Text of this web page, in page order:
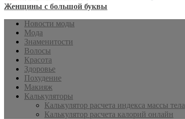
Женщины с большой буквы
Новости моды
Мода
Знаменитости
Волосы
Красота
Здоровье
Похудение
Макияж
Калькуляторы
Калькулятор расчета индекса массы тела
Калькулятор расчета калорий онлайн